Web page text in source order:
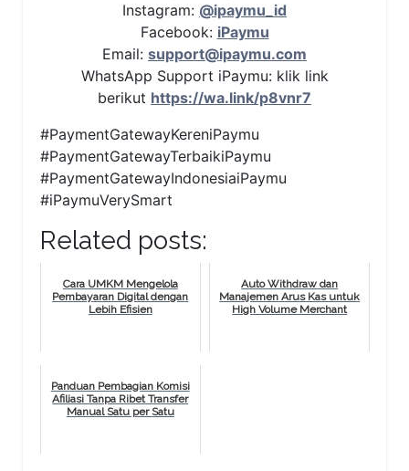
Instagram: @ipaymu_id
Facebook: iPaymu
Email: support@ipaymu.com
WhatsApp Support iPaymu: klik link
berikut https://wa.link/p8vnr7
#PaymentGatewayKereniPaymu
#PaymentGatewayTerbaikiPaymu
#PaymentGatewayIndonesiaiPaymu
#iPaymuVerySmart
Related posts:
Cara UMKM Mengelola
Pembayaran Digital dengan
Lebih Efisien
Auto Withdraw dan
Manajemen Arus Kas untuk
High Volume Merchant
Panduan Pembagian Komisi
Afiliasi Tanpa Ribet Transfer
Manual Satu per Satu